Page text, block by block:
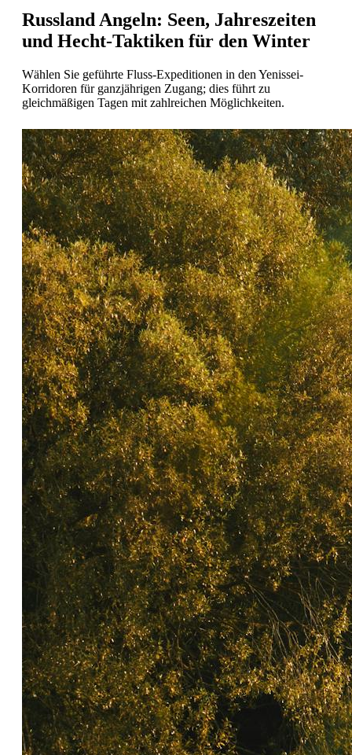
Russland Angeln: Seen, Jahreszeiten
und Hecht-Taktiken für den Winter
Wählen Sie geführte Fluss-Expeditionen in den Yenissei-
Korridoren für ganzjährigen Zugang; dies führt zu
gleichmäßigen Tagen mit zahlreichen Möglichkeiten.